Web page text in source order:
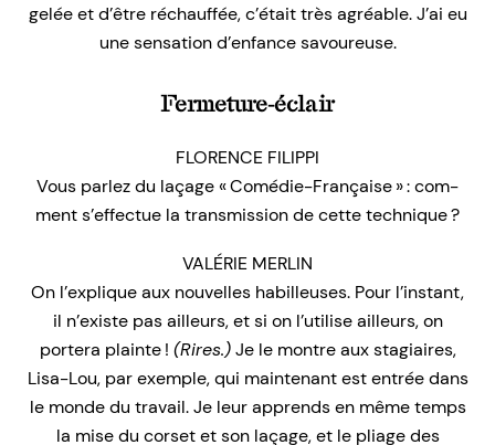
gelée et d’être réchauffée, c’était très agréable. J’ai eu
une sensation d’enfance savoureuse.
Fermeture-éclair
FLORENCE FILIPPI
Vous parlez du laçage « Comédie-Française » : com-
ment s’effectue la transmission de cette technique ?
VALÉRIE MERLIN
On l’explique aux nouvelles habilleuses. Pour l’instant,
il n’existe pas ailleurs, et si on l’utilise ailleurs, on
portera plainte ! (Rires.)Je le montre aux stagiaires,
Lisa-Lou, par exemple, qui maintenant est entrée dans
le monde du travail. Je leur apprends en même temps
la mise du corset et son laçage, et le pliage des